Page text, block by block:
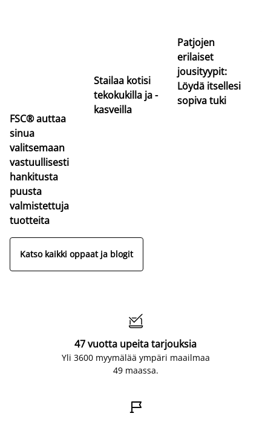
FSC® auttaa
sinua
valitsemaan
vastuullisesti
hankitusta
puusta
valmistettuja
tuotteita
Stailaa kotisi
tekokukilla ja -
kasveilla
Patjojen
erilaiset
jousityypit:
Löydä itsellesi
sopiva tuki
Katso kaikki oppaat ja blogit

47 vuotta upeita tarjouksia
Yli 3600 myymälää ympäri maailmaa
49 maassa.
